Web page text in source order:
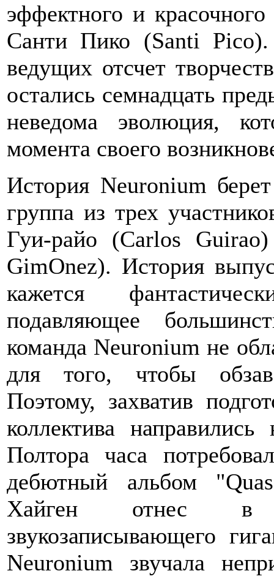
эффектного и красочного
Санти Пико (Santi
ведущих отсчет
остались семнадцать
неведома эволюция,
момента своего
История Neuronium
группа из трех
Гуи-райо (Carlos
GimOnez). История
кажется
подавляющее
команда Neuronium не
для того, чтобы
Поэтому, захватив
коллектива
Полтора часа
дебютный альбом
Хайген отнес в
звукозаписывающего
Neuronium звучала